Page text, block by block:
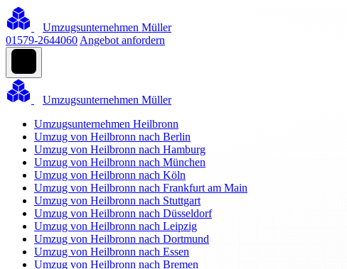
Umzugsunternehmen Müller
01579-2644060 Angebot anfordern
Umzugsunternehmen Müller
Umzugsunternehmen Heilbronn
Umzug von Heilbronn nach Berlin
Umzug von Heilbronn nach Hamburg
Umzug von Heilbronn nach München
Umzug von Heilbronn nach Köln
Umzug von Heilbronn nach Frankfurt am Main
Umzug von Heilbronn nach Stuttgart
Umzug von Heilbronn nach Düsseldorf
Umzug von Heilbronn nach Leipzig
Umzug von Heilbronn nach Dortmund
Umzug von Heilbronn nach Essen
Umzug von Heilbronn nach Bremen